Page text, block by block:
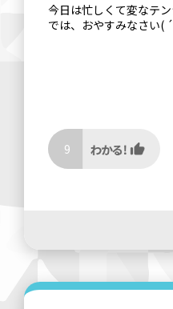
今日は忙しくて変なテ
では、おやすみなさい(
9